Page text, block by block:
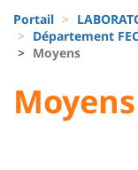
liste
des
d'Ariane
Portail
Département
Moyens
University
University
Titre
Moyens